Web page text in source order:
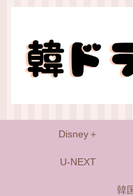
Disney＋
U-NEXT
韓